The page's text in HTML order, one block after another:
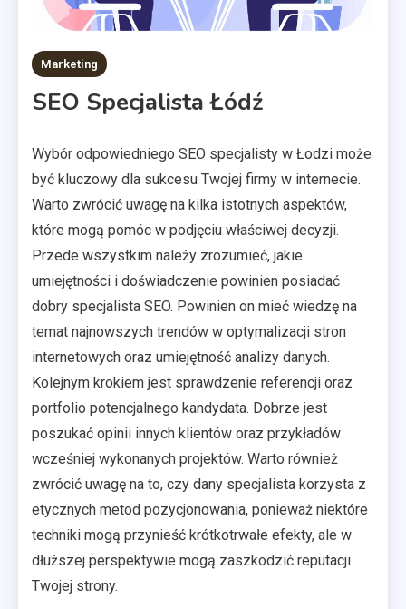
Marketing
SEO Specjalista Łódź
Wybór odpowiedniego SEO specjalisty w Łodzi może
być kluczowy dla sukcesu Twojej firmy w internecie.
Warto zwrócić uwagę na kilka istotnych aspektów,
które mogą pomóc w podjęciu właściwej decyzji.
Przede wszystkim należy zrozumieć, jakie
umiejętności i doświadczenie powinien posiadać
dobry specjalista SEO. Powinien on mieć wiedzę na
temat najnowszych trendów w optymalizacji stron
internetowych oraz umiejętność analizy danych.
Kolejnym krokiem jest sprawdzenie referencji oraz
portfolio potencjalnego kandydata. Dobrze jest
poszukać opinii innych klientów oraz przykładów
wcześniej wykonanych projektów. Warto również
zwrócić uwagę na to, czy dany specjalista korzysta z
etycznych metod pozycjonowania, ponieważ niektóre
techniki mogą przynieść krótkotrwałe efekty, ale w
dłuższej perspektywie mogą zaszkodzić reputacji
Twojej strony.